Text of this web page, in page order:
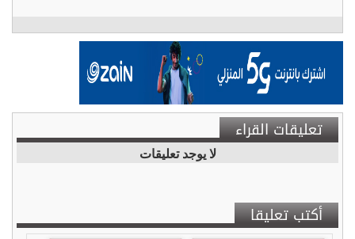
تعليقات القراء
لا يوجد تعليقات
أكتب تعليقا